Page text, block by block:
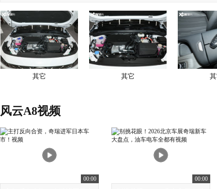
其它 其它
风云A8视频
00:00 00:00